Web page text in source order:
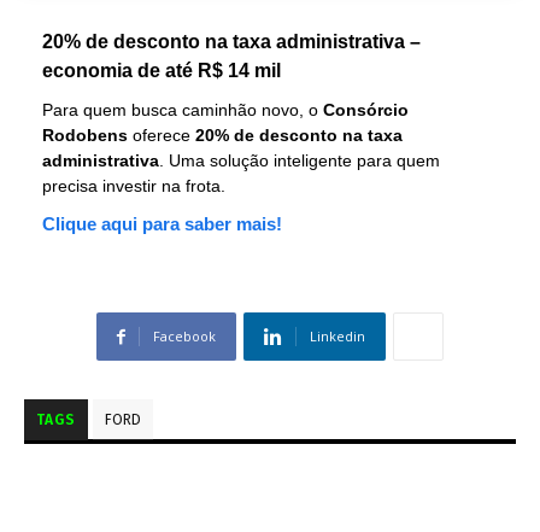
20% de desconto na taxa administrativa –
economia de até R$ 14 mil
Para quem busca caminhão novo, o Consórcio
Rodobens oferece 20% de desconto na taxa
administrativa . Uma solução inteligente para quem
precisa investir na frota.
Clique aqui para saber mais!
Facebook Linkedin
TAGS FORD